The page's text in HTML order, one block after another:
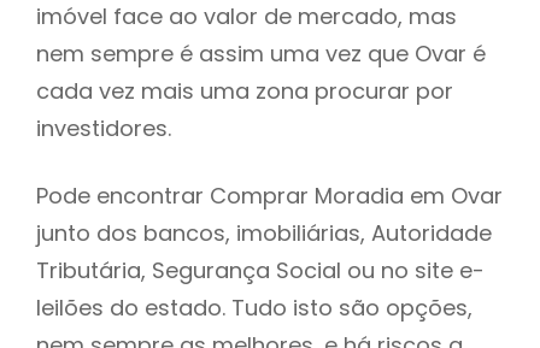
imóvel face ao valor de mercado, mas
nem sempre é assim uma vez que Ovar é
cada vez mais uma zona procurar por
investidores.
Pode encontrar Comprar Moradia em Ovar
junto dos bancos, imobiliárias, Autoridade
Tributária, Segurança Social ou no site e-
leilões do estado. Tudo isto são opções,